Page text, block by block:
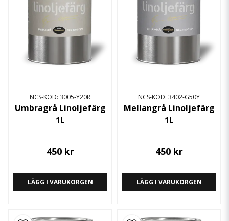
NCS-KOD: 3005-Y20R
Umbragrå Linoljefärg
1L
450 kr
LÄGG I VARUKORGEN
NCS-KOD: 3402-G50Y
Mellangrå Linoljefärg
1L
450 kr
LÄGG I VARUKORGEN